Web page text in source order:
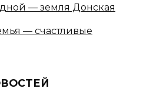
— земля Донская
— счастливые